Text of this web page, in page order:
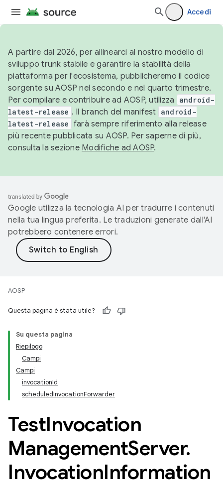
Accedi
A partire dal 2026, per allinearci al nostro modello di
sviluppo trunk stabile e garantire la stabilità della
piattaforma per l'ecosistema, pubblicheremo il codice
sorgente su AOSP nel secondo e nel quarto trimestre.
Per compilare e contribuire ad AOSP, utilizza
android-
latest-release . Il branch del manifest android-
latest-release farà sempre riferimento alla release
più recente pubblicata su AOSP. Per saperne di più,
consulta la sezione Modifiche ad AOSP.
Google utilizza la tecnologia AI per tradurre i contenuti
nella tua lingua preferita. Le traduzioni generate dall'AI
potrebbero contenere errori.
AOSP
Questa pagina è stata utile?
Su questa pagina
Riepilogo
Campi
Campi
invocationId
scheduledInvocationForwarder
TestInvocation
ManagementServer.
InvocationInformation